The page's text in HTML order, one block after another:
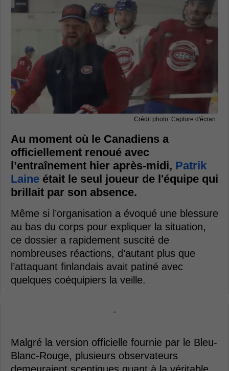
Crédit photo: Capture d'écran
Au moment où le Canadiens a
officiellement renoué avec
l’entraînement hier après-midi, Patrik
Laine était le seul joueur de l'équipe qui
brillait par son absence.
Même si l’organisation a évoqué une blessure
au bas du corps pour expliquer la situation,
ce dossier a rapidement suscité de
nombreuses réactions, d’autant plus que
l’attaquant finlandais avait patiné avec
quelques coéquipiers la veille.
-
Malgré la version officielle fournie par le Bleu-
Blanc-Rouge, plusieurs observateurs